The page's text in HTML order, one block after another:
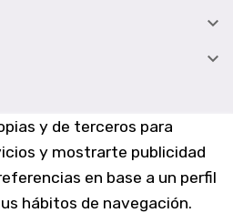
y de terceros para
y mostrarte publicidad
en base a un perfil
hábitos de navegación.

